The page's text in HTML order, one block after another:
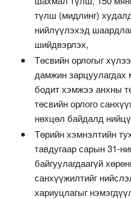
түлш (мидлинг)
нийлүүлэхэд
шийдвэрлэх,
Төсвийн орлогыг
дамжин зарцуулагдах
бодит хэмжээ анхны
төсвийн орлого
нөхцөл байдалд
Төрийн хэмнэлтийн
тавдугаар сарын 31-
байгуулагдаагүй
санхүүжилтийг
хариуцлагыг